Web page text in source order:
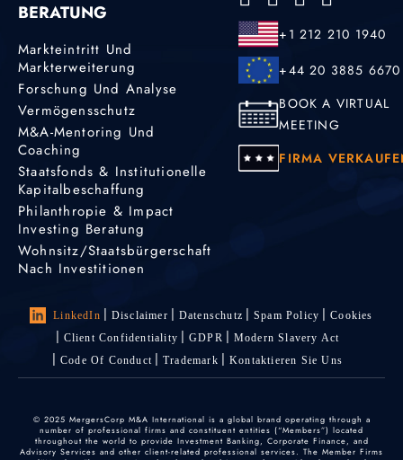
BERATUNG
Markteintritt Und
Markterweiterung
Forschung Und Analyse
Vermögensschutz
M&A-Mentoring Und
Coaching
Staatsfonds & Institutionelle
Kapitalbeschaffung
Philanthropie & Impact
Investing Beratung
Wohnsitz/Staatsbürgerschaft
Nach Investitionen
+1 212 210 1940
+44 20 3885 6670
BOOK A VIRTUAL
MEETING
FIRMA
LinkedIn Disclaimer Datenschutz Spam Policy
Cookies
Client Confidentiality
GDPR
Modern Slavery Act
Code Of Conduct
Trademark Kontaktieren Sie Uns
© 2025 MergersCorp M&A International is a global brand operating through a
number of professional firms and constituent entities (“Members”) located
throughout the world to provide Investment Banking, Corporate Finance, and
Advisory Services and other client-related professional services. The Member Firms